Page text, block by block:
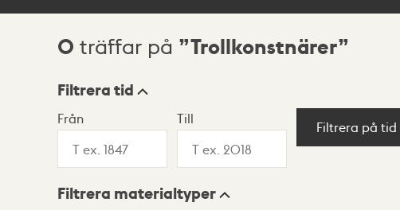
Sökresultat
0 träffar på Trollkonstnärer
Visningsläge
Lista Karta
Filtrera tid
Från Till
Filtrera på tid
Filtrera materialtyper